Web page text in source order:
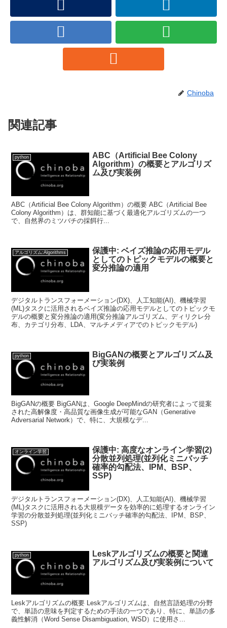
Chinoba
関連記事
python
ABC（Artificial Bee Colony
Algorithm）の概要とアルゴリズ
ム及び実装例
ABC（Artificial Bee Colony Algorithm）の概要 ABC（Artificial Bee
Colony Algorithm）は、群知能に基づく最適化アルゴリズムの一つ
で、自然界のミツバチの採餌行...
アルゴリズム:Algorithms
保護中: ベイズ推論の応用モデル
としてのトピックモデルの概要と
変分推論の適用
デジタルトランスフォーメーション(DX)、人工知能(AI)、機械学習
(ML)タスクに活用されるベイズ推論の応用モデルとしてのトピックモ
デルの概要と変分推論の適用(変分推論アルゴリズム、ディリクレ分
布、カテゴリ分布、LDA、マルチメディアでのトピックモデル)
python
BigGANの概要とアルゴリズム及
び実装例
BigGANの概要 BigGANは、Google DeepMindの研究者によって提案
された高解像度・高品質な画像生成が可能なGAN（Generative
Adversarial Network）で、特に、大規模なデ...
オンライン学習
保護中: 高度なオンライン学習(2)
分散並列処理(並列化ミニバッチ
確率的勾配法、IPM、BSP、
SSP)
デジタルトランスフォーメーション(DX)、人工知能(AI)、機械学習
(ML)タスクに活用される大規模データを効率的に処理するオンライン
学習の分散並列処理(並列化ミニバッチ確率的勾配法、IPM、BSP、
SSP)
python
Leskアルゴリズムの概要と関連
アルゴリズム及び実装例について
Leskアルゴリズムの概要 Leskアルゴリズムは、自然言語処理の分野
で、単語の意味を判定するための手法の一つであり、特に、単語の多
義性解消（Word Sense Disambiguation, WSD）に使用さ...